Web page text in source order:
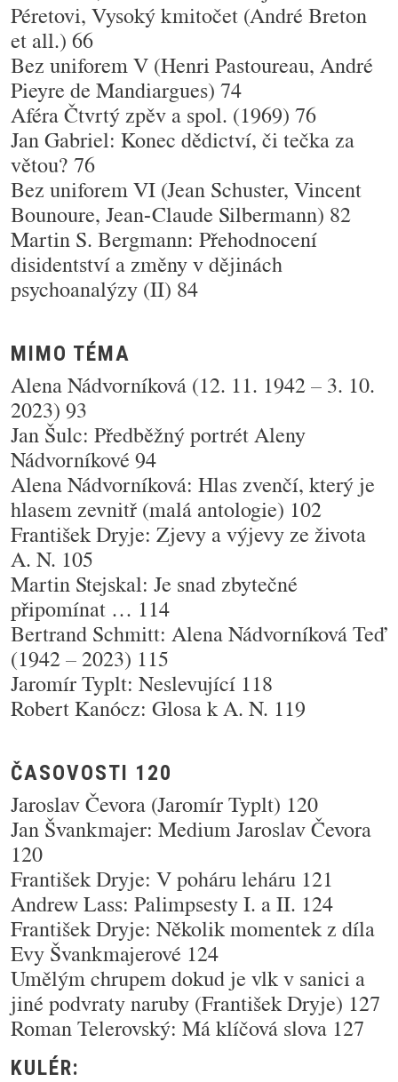
Péretovi, Vysoký kmitočet (André Breton
et all.) 66
Bez uniforem V (Henri Pastoureau, André
Pieyre de Mandiargues) 74
Aféra Čtvrtý zpěv a spol. (1969) 76
Jan Gabriel: Konec dědictví, či tečka za
větou? 76
Bez uniforem VI (Jean Schuster, Vincent
Bounoure, Jean-Claude Silbermann) 82
Martin S. Bergmann: Přehodnocení
disidentství a změny v dějinách
psychoanalýzy (II) 84
MIMO TÉMA
Alena Nádvorníková (12. 11. 1942 – 3. 10.
2023) 93
Jan Šulc: Předběžný portrét Aleny
Nádvorníkové 94
Alena Nádvorníková: Hlas zvenčí, který je
hlasem zevnitř (malá antologie) 102
František Dryje: Zjevy a výjevy ze života
A. N. 105
Martin Stejskal: Je snad zbytečné
připomínat … 114
Bertrand Schmitt: Alena Nádvorníková Teď
(1942 – 2023) 115
Jaromír Typlt: Neslevující 118
Robert Kanócz: Glosa k A. N. 119
ČASOVOSTI 120
Jaroslav Čevora (Jaromír Typlt) 120
Jan Švankmajer: Medium Jaroslav Čevora
120
František Dryje: V poháru leháru 121
Andrew Lass: Palimpsesty I. a II. 124
František Dryje: Několik momentek z díla
Evy Švankmajerové 124
Umělým chrupem dokud je vlk v sanici a
jiné podvraty naruby (František Dryje) 127
Roman Telerovský: Má klíčová slova 127
KULÉR: